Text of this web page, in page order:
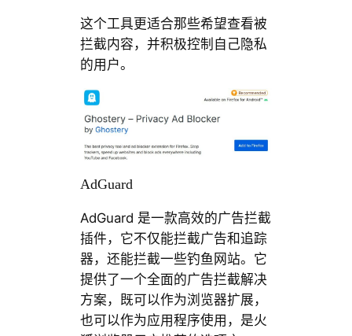
这个工具更适合那些希望查看被
拦截内容，并积极控制自己隐私
的用户。
AdGuard
AdGuard 是一款高效的广告拦截
插件，它不仅能拦截广告和追踪
器，还能拦截一些钓鱼网站。它
提供了一个全面的广告拦截解决
方案，既可以作为浏览器扩展，
也可以作为应用程序使用，是火